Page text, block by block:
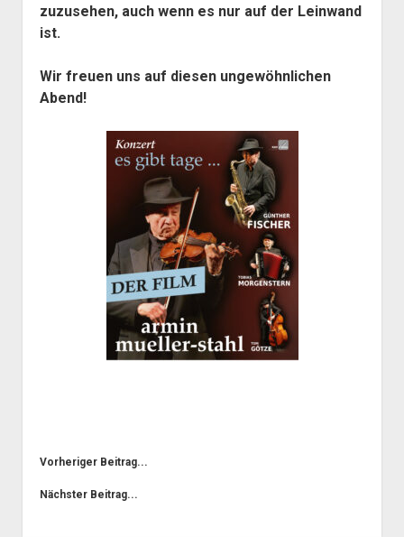
zuzusehen, auch wenn es nur auf der Leinwand
ist.
Wir freuen uns auf diesen ungewöhnlichen
Abend!
Vorheriger Beitrag...
Nächster Beitrag...